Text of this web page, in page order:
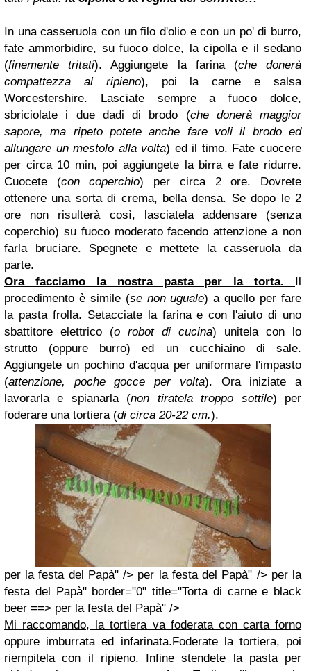
In una casseruola con un filo d'olio e con un po' di burro,
fate ammorbidire, su fuoco dolce, la cipolla e il sedano
(finemente tritati). Aggiungete la farina (che donerà
compattezza al ripieno), poi la carne e salsa
Worcestershire. Lasciate sempre a fuoco dolce,
sbriciolate i due dadi di brodo (che donerà maggior
sapore, ma ripeto potete anche fare voli il brodo ed
allungare un mestolo alla volta) ed il timo. Fate cuocere
per circa 10 min, poi aggiungete la birra e fate ridurre.
Cuocete (con coperchio) per circa 2 ore. Dovrete
ottenere una sorta di crema, bella densa. Se dopo le 2
ore non risulterà così, lasciatela addensare (senza
coperchio) su fuoco moderato facendo attenzione a non
farla bruciare. Spegnete e mettete la casseruola da
parte.
Ora facciamo la nostra pasta per la torta. Il
procedimento è simile (se non uguale) a quello per fare
la pasta frolla. Setacciate la farina e con l'aiuto di uno
sbattitore elettrico (o robot di cucina) unitela con lo
strutto (oppure burro) ed un cucchiaino di sale.
Aggiungete un pochino d'acqua per uniformare l'impasto
(attenzione, poche gocce per volta). Ora iniziate a
lavorarla e spianarla (non tiratela troppo sottile) per
foderare una tortiera (di circa 20-22 cm.).
per la festa del Papà" /> per la festa del Papà" /> per la
festa del Papà" border="0" title="Torta di carne e black
beer ==> per la festa del Papà" />
Mi raccomando, la tortiera va foderata con carta forno
oppure imburrata ed infarinata.Foderate la tortiera, poi
riempitela con il ripieno. Infine stendete la pasta per